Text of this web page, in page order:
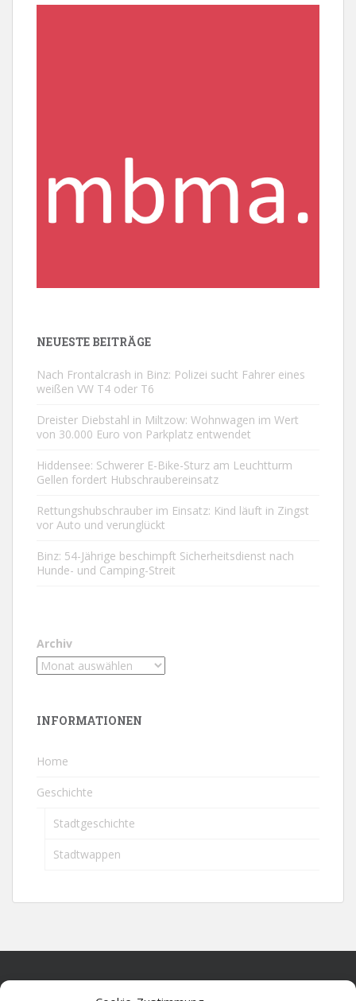
NEUESTE BEITRÄGE
Nach Frontalcrash in Binz: Polizei sucht Fahrer eines
weißen VW T4 oder T6
Dreister Diebstahl in Miltzow: Wohnwagen im Wert
von 30.000 Euro von Parkplatz entwendet
Hiddensee: Schwerer E-Bike-Sturz am Leuchtturm
Gellen fordert Hubschraubereinsatz
Rettungshubschrauber im Einsatz: Kind läuft in Zingst
vor Auto und verunglückt
Binz: 54-Jährige beschimpft Sicherheitsdienst nach
Hunde- und Camping-Streit
Archiv
INFORMATIONEN
Home
Geschichte
Stadtgeschichte
Stadtwappen